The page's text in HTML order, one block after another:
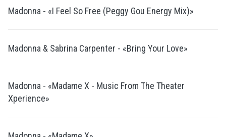
Madonna - «I Feel So Free (Peggy Gou Energy Mix)»
Madonna & Sabrina Carpenter - «Bring Your Love»
Madonna - «Madame X - Music From The Theater
Xperience»